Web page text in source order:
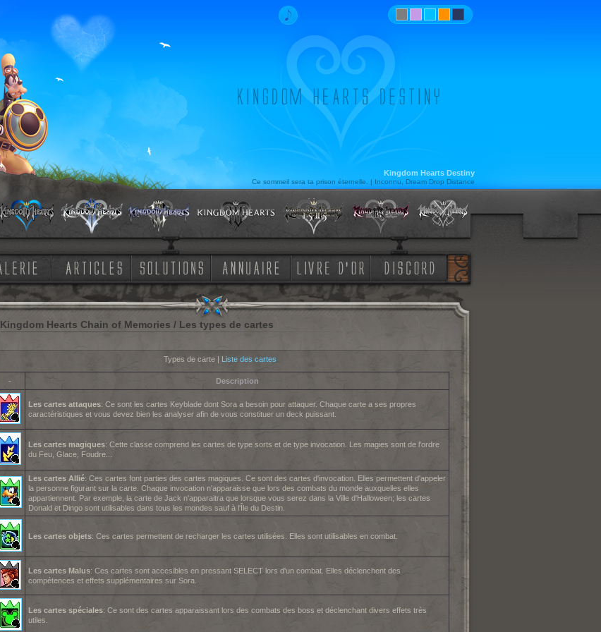
Kingdom Hearts Destiny
Ce sommeil sera ta prison éternelle. | Inconnu, Dream Drop Distance
Kingdom Hearts Chain of Memories / Les types de cartes
Types de carte | Liste des cartes
- Description
Les cartes attaques: Ce sont les cartes Keyblade dont Sora a besoin pour attaquer. Chaque carte a ses propres
caractéristiques et vous devez bien les analyser afin de vous constituer un deck puissant.
Les cartes magiques: Cette classe comprend les cartes de type sorts et de type invocation. Les magies sont de l'ordre
du Feu, Glace, Foudre...
Les cartes Allié: Ces cartes font parties des cartes magiques. Ce sont des cartes d'invocation. Elles permettent d'appeler
la personne figurant sur la carte. Chaque invocation n'apparaisse que lors des combats du monde auxquelles elles
appartiennent. Par exemple, la carte de Jack n'apparaitra que lorsque vous serez dans la Ville d'Halloween; les cartes
Donald et Dingo sont utilisables dans tous les mondes sauf à l'Île du Destin.
Les cartes objets: Ces cartes permettent de recharger les cartes utilisées. Elles sont utilisables en combat.
Les cartes Malus: Ces cartes sont accesibles en pressant SELECT lors d'un combat. Elles déclenchent des
compétences et effets supplémentaires sur Sora.
Les cartes spéciales: Ce sont des cartes apparaissant lors des combats des boss et déclenchant divers effets très
utiles.